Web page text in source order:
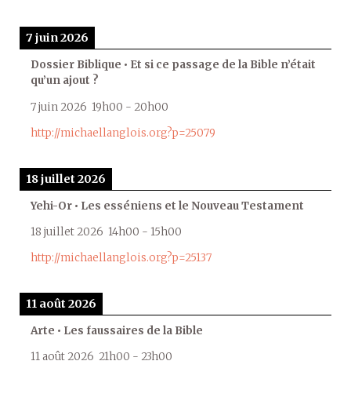
7 juin 2026
Dossier Biblique • Et si ce passage de la Bible n’était
qu’un ajout ?
7 juin 2026 19h00 - 20h00
http://michaellanglois.org?p=25079
18 juillet 2026
Yehi-Or • Les esséniens et le Nouveau Testament
18 juillet 2026 14h00 - 15h00
http://michaellanglois.org?p=25137
11 août 2026
Arte • Les faussaires de la Bible
11 août 2026 21h00 - 23h00